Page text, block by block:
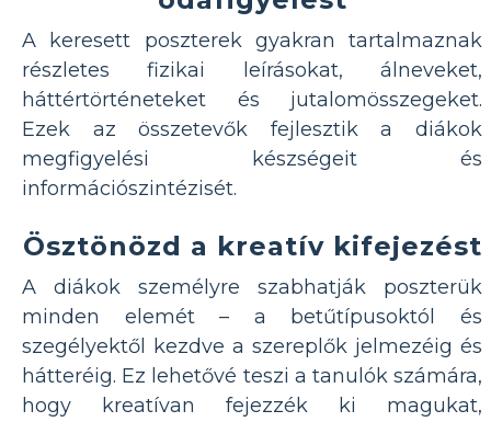
A keresett poszterek gyakran tartalmaznak
részletes fizikai leírásokat, álneveket,
háttértörténeteket és jutalomösszegeket.
Ezek az összetevők fejlesztik a diákok
megfigyelési készségeit és
információszintézisét.
Ösztönözd a kreatív kifejezést
A diákok személyre szabhatják poszterük
minden elemét – a betűtípusoktól és
szegélyektől kezdve a szereplők jelmezéig és
hátteréig. Ez lehetővé teszi a tanulók számára,
hogy kreatívan fejezzék ki magukat,